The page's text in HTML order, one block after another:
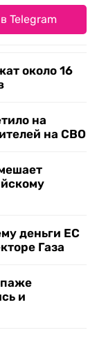
Telegram
около 16
на
на СВО
деньги ЕС
Газа
и